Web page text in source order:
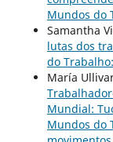
Mundos do
Samantha
lutas dos
do
María
Mundial:
Mundos do